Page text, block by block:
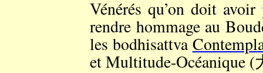
Vénérés qu’on doit
rendre hommage au
les bodhisattva
et Multitude-Océanique